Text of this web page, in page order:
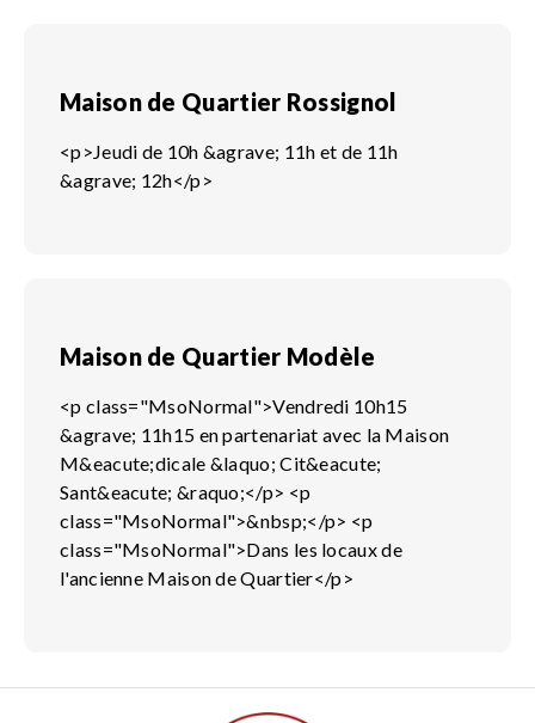
Maison de Quartier Rossignol
<p>Jeudi de 10h &agrave; 11h et de 11h
&agrave; 12h</p>
Maison de Quartier Modèle
<p class="MsoNormal">Vendredi 10h15
&agrave; 11h15 en partenariat avec la Maison
M&eacute;dicale &laquo; Cit&eacute;
Sant&eacute; &raquo;</p> <p
class="MsoNormal">&nbsp;</p> <p
class="MsoNormal">Dans les locaux de
l'ancienne Maison de Quartier</p>